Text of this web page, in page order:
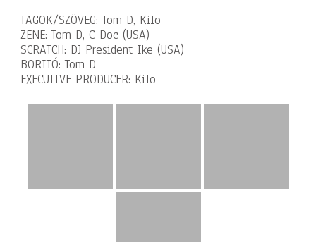
TAGOK/SZÖVEG: Tom D, Kilo
ZENE: Tom D, C-Doc (USA)
SCRATCH: DJ President Ike (USA)
BORITÓ: Tom D
EXECUTIVE PRODUCER: Kilo